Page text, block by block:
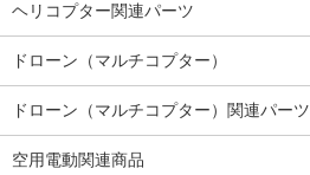
ヘリコプター関連パーツ
ドローン（マルチコプター）
ドローン（マルチコプター）関連パーツ
空用電動関連商品